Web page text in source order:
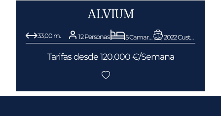
ALVIUM
33,00 m. 12 Personas 5 Camarotes 2022 Custom Line
Tarifas desde 120.000 €/Semana